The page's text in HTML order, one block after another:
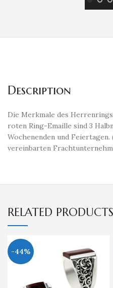
Description
Die Merkmale des
roten Ring-Emaille sind 3
Wochenenden und
vereinbarten
RELATED PRODUCTS
-44%